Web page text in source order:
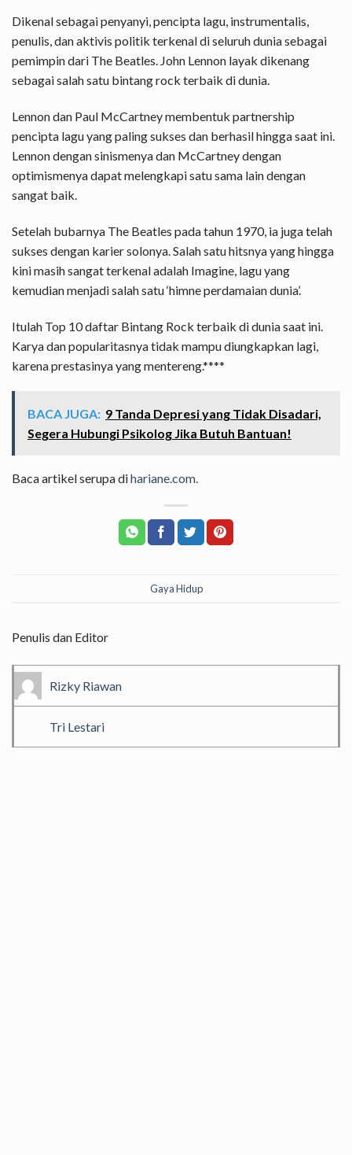
Dikenal sebagai penyanyi, pencipta lagu, instrumentalis,
penulis, dan aktivis politik terkenal di seluruh dunia sebagai
pemimpin dari The Beatles. John Lennon layak dikenang
sebagai salah satu bintang rock terbaik di dunia.
Lennon dan Paul McCartney membentuk partnership
pencipta lagu yang paling sukses dan berhasil hingga saat ini.
Lennon dengan sinismenya dan McCartney dengan
optimismenya dapat melengkapi satu sama lain dengan
sangat baik.
Setelah bubarnya The Beatles pada tahun 1970, ia juga telah
sukses dengan karier solonya. Salah satu hitsnya yang hingga
kini masih sangat terkenal adalah Imagine, lagu yang
kemudian menjadi salah satu ‘himne perdamaian dunia’.
Itulah Top 10 daftar Bintang Rock terbaik di dunia saat ini.
Karya dan popularitasnya tidak mampu diungkapkan lagi,
karena prestasinya yang mentereng.****
BACA JUGA: 9 Tanda Depresi yang Tidak Disadari,
Segera Hubungi Psikolog Jika Butuh Bantuan!
Baca artikel serupa dihariane.com.
Gaya Hidup
Penulis dan Editor
Rizky Riawan
Tri Lestari